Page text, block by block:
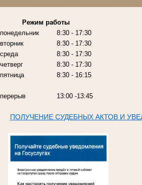
Режим работы
понедельник
вторник
среда
четверг
пятница
перерыв
8:30 - 17:30
8:30 - 17:30
8:30 - 17:30
8:30 - 17:30
8:30 - 16:15
13:00 -13:45
ПОЛУЧЕНИЕ СУДЕБНЫХ АКТОВ И